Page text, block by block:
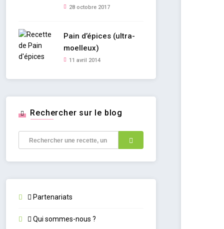
28 octobre 2017
Pain d’épices (ultra-
moelleux)
11 avril 2014
Rechercher sur le blog
Partenariats
Qui sommes-nous ?